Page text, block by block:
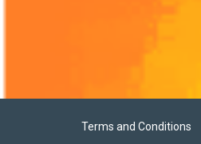
Terms and Conditions